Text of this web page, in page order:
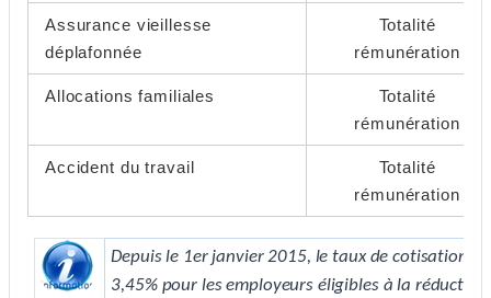
Assurance vieillesse
déplafonnée
Totalité
rémunération
Allocations familiales
Totalité
rémunération
Accident du travail
Totalité
rémunération
Depuis le 1er janvier 2015, le taux de cotisation
3,45% pour les employeurs éligibles à la